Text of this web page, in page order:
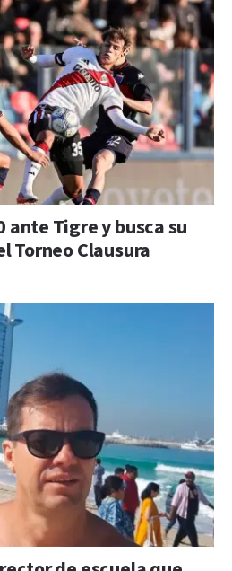
ante Tigre y busca su
Torneo Clausura